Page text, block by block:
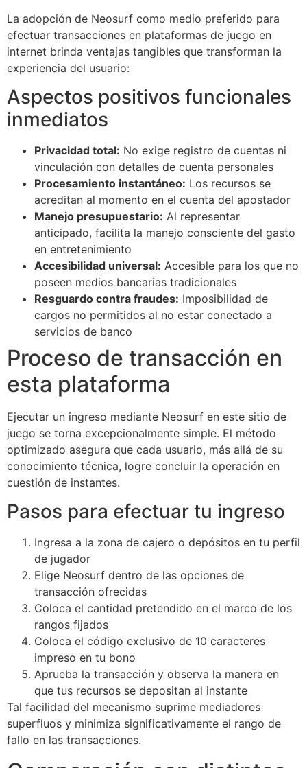
La adopción de Neosurf como medio preferido para
efectuar transacciones en plataformas de juego en
internet brinda ventajas tangibles que transforman la
experiencia del usuario:
Aspectos positivos funcionales
inmediatos
Privacidad total: No exige registro de cuentas ni
vinculación con detalles de cuenta personales
Procesamiento instantáneo: Los recursos se
acreditan al momento en el cuenta del apostador
Manejo presupuestario: Al representar
anticipado, facilita la manejo consciente del gasto
en entretenimiento
Accesibilidad universal: Accesible para los que no
poseen medios bancarias tradicionales
Resguardo contra fraudes: Imposibilidad de
cargos no permitidos al no estar conectado a
servicios de banco
Proceso de transacción en
esta plataforma
Ejecutar un ingreso mediante Neosurf en este sitio de
juego se torna excepcionalmente simple. El método
optimizado asegura que cada usuario, más allá de su
conocimiento técnica, logre concluir la operación en
cuestión de instantes.
Pasos para efectuar tu ingreso
Ingresa a la zona de cajero o depósitos en tu perfil
de jugador
Elige Neosurf dentro de las opciones de
transacción ofrecidas
Coloca el cantidad pretendido en el marco de los
rangos fijados
Coloca el código exclusivo de 10 caracteres
impreso en tu bono
Aprueba la transacción y observa la manera en
que tus recursos se depositan al instante
Tal facilidad del mecanismo suprime mediadores
superfluos y minimiza significativamente el rango de
fallo en las transacciones.